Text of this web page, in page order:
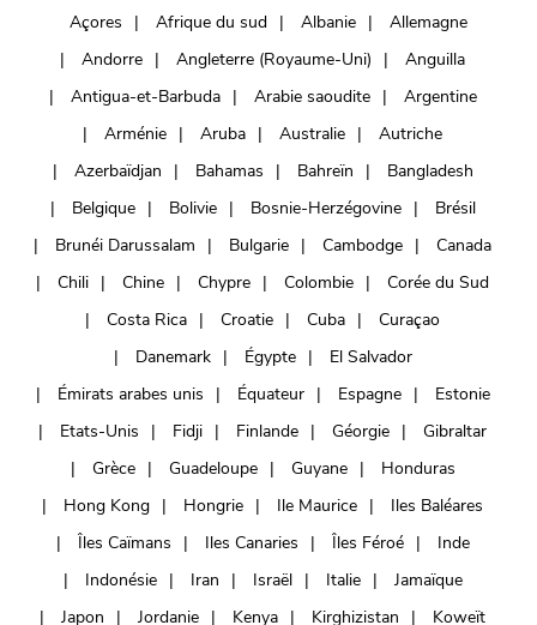
Açores Afrique du sud Albanie
Allemagne
Andorre
Angleterre (Royaume-Uni)
Anguilla
Antigua-et-Barbuda
Arabie saoudite
Argentine
Arménie
Aruba Australie
Autriche
Azerbaïdjan
Bahamas Bahreïn
Bangladesh
Belgique
Bolivie Bosnie-Herzégovine
Brésil
Brunéi Darussalam
Bulgarie Cambodge
Canada
Chili
Chine Chypre Colombie
Corée du Sud
Costa Rica
Croatie Cuba
Curaçao
Danemark
Égypte
El Salvador
Émirats arabes unis
Équateur Espagne
Estonie
Etats-Unis
Fidji Finlande Géorgie
Gibraltar
Grèce
Guadeloupe Guyane
Honduras
Hong Kong
Hongrie Ile Maurice
Iles Baléares
Îles Caïmans
Iles Canaries Îles Féroé
Inde
Indonésie
Iran Israël Italie
Jamaïque
Japon
Jordanie Kenya Kirghizistan
Koweït